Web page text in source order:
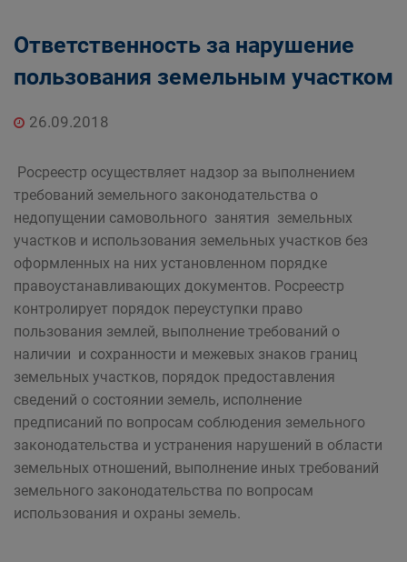
Ответственность за нарушение
пользования земельным участком
26.09.2018
Росреестр осуществляет надзор за выполнением
требований земельного законодательства о
недопущении самовольного занятия земельных
участков и использования земельных участков без
оформленных на них установленном порядке
правоустанавливающих документов. Росреестр
контролирует порядок переуступки право
пользования землей, выполнение требований о
наличии и сохранности и межевых знаков границ
земельных участков, порядок предоставления
сведений о состоянии земель, исполнение
предписаний по вопросам соблюдения земельного
законодательства и устранения нарушений в области
земельных отношений, выполнение иных требований
земельного законодательства по вопросам
использования и охраны земель.